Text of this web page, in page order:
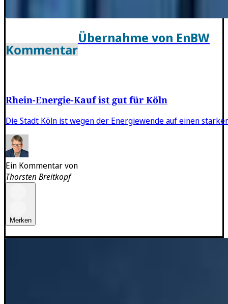
Kommentar
Übernahme von EnBW
Rhein-Energie-Kauf ist gut für Köln
Die Stadt Köln ist wegen der Energiewende auf einen
Ein Kommentar von
Thorsten Breitkopf
Merken